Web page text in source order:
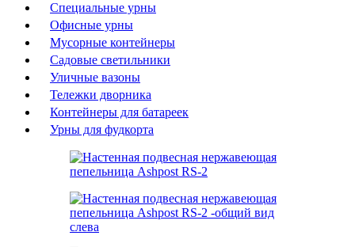
Специальные урны
Офисные урны
Мусорные контейнеры
Садовые светильники
Уличные вазоны
Тележки дворника
Контейнеры для батареек
Урны для фудкорта